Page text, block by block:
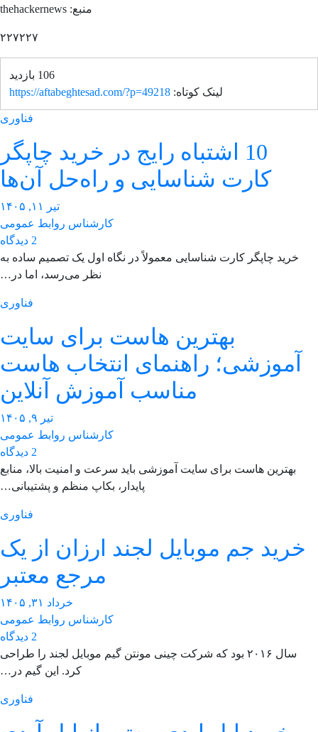
منبع: thehackernews
۲۲۷۲۲۷
106 بازدید
لینک کوتاه:https://aftabeghtesad.com/?p=49218
فناوری
10 اشتباه رایج در خرید چاپگر
کارت شناسایی و راه‌حل آن‌ها
تیر ۱۱, ۱۴۰۵
کارشناس روابط عمومی
خرید چاپگر کارت شناسایی معمولاً در نگاه اول یک تصمیم ساده به
نظر می‌رسد، اما در…
فناوری
بهترین هاست برای سایت
آموزشی؛ راهنمای انتخاب هاست
مناسب آموزش آنلاین
تیر ۹, ۱۴۰۵
کارشناس روابط عمومی
بهترین هاست برای سایت آموزشی باید سرعت و امنیت بالا، منابع
پایدار، بکاپ منظم و پشتیبانی…
فناوری
خرید جم موبایل لجند ارزان از یک
مرجع معتبر
خرداد ۳۱, ۱۴۰۵
کارشناس روابط عمومی
سال ۲۰۱۶ بود که شرکت چینی مونتن گیم موبایل لجند را طراحی
کرد. این گیم در…
فناوری